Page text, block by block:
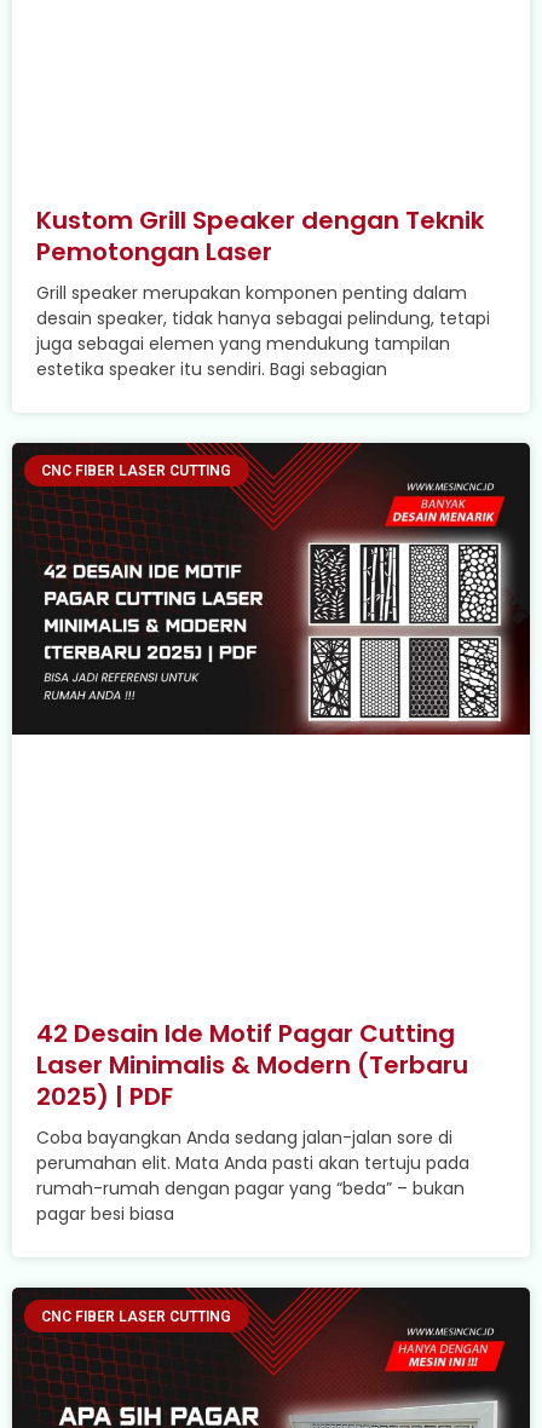
Kustom Grill Speaker dengan Teknik
Pemotongan Laser
Grill speaker merupakan komponen penting dalam
desain speaker, tidak hanya sebagai pelindung, tetapi
juga sebagai elemen yang mendukung tampilan
estetika speaker itu sendiri. Bagi sebagian
CNC FIBER LASER CUTTING
42 Desain Ide Motif Pagar Cutting
Laser Minimalis & Modern (Terbaru
2025) | PDF
Coba bayangkan Anda sedang jalan-jalan sore di
perumahan elit. Mata Anda pasti akan tertuju pada
rumah-rumah dengan pagar yang “beda” – bukan
pagar besi biasa
CNC FIBER LASER CUTTING